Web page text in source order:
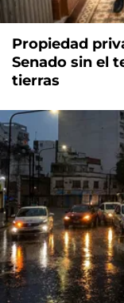
Propiedad
Senado sin el
tierras